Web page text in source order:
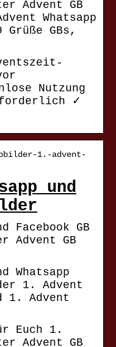
Advent GB
Whatsapp
GBs,
Nutzung
✓
1.-advent-
und
Facebook GB
Advent GB
Whatsapp
1. Advent
1. Advent
Euch 1.
Advent GB